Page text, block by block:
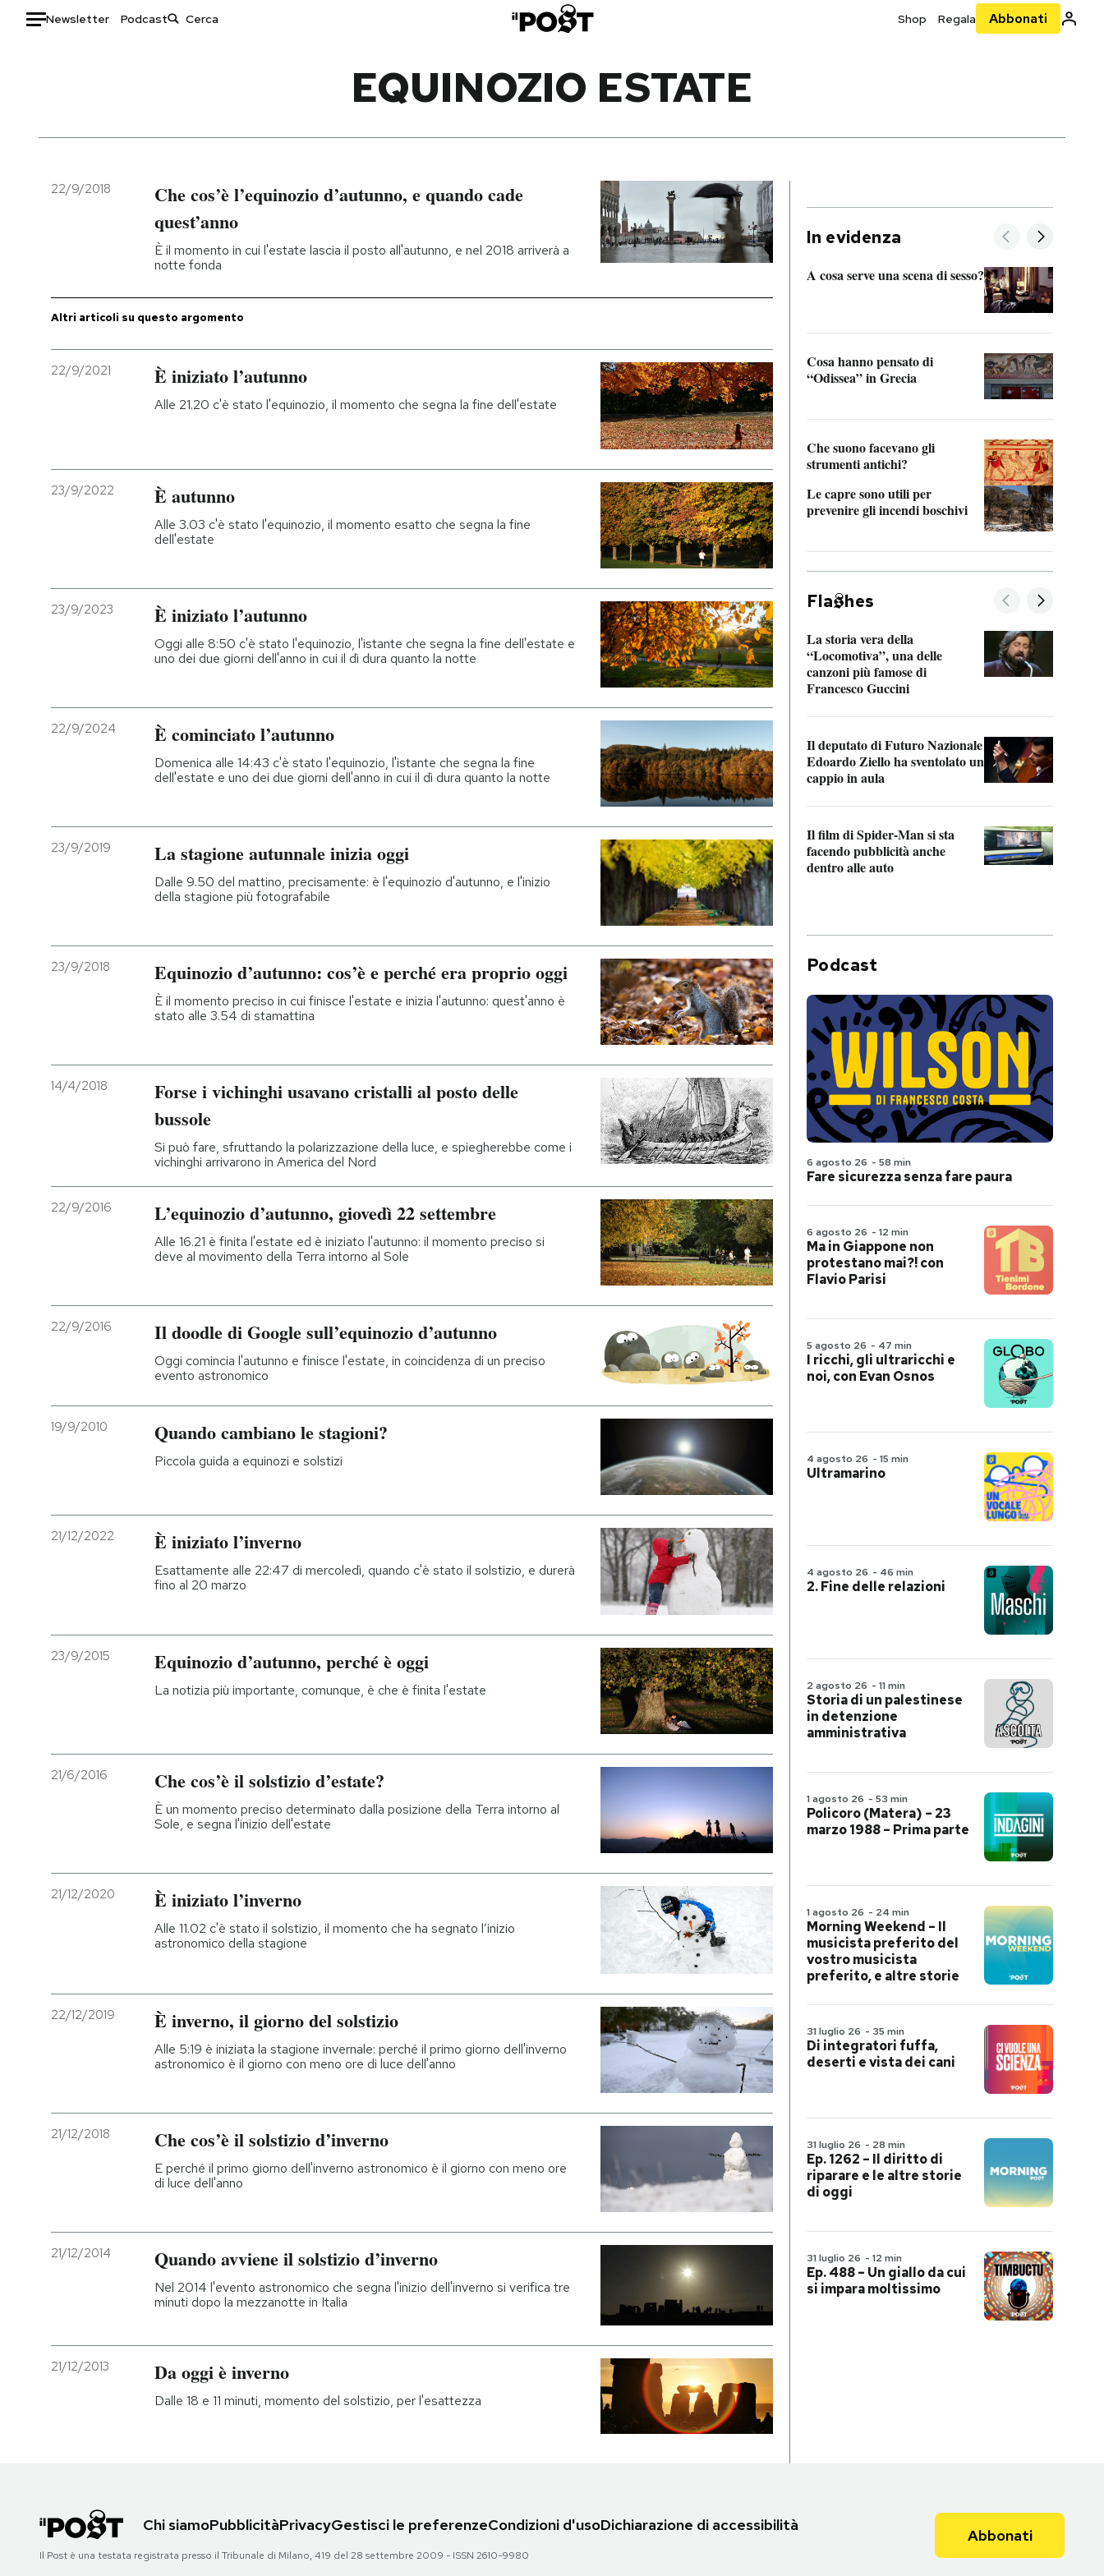
Newsletter Podcast Shop Regala Abbonati
Italia
Politica
Moda
Storie/Idee
Ok Boomer!
Media
CALENDARIO
Entra
EQUINOZIO ESTATE
22/9/2018
Che cos’è l’equinozio d’autunno, e quando cade
quest’anno
È il momento in cui l'estate lascia il posto all'autunno, e nel 2018 arriverà a
notte fonda
Altri articoli su questo argomento
22/9/2021 È iniziato l’autunno
Alle 21.20 c'è stato l'equinozio, il momento che segna la fine dell'estate
23/9/2022 È autunno
Alle 3.03 c'è stato l'equinozio, il momento esatto che segna la fine
dell'estate
23/9/2023 È iniziato l’autunno
Oggi alle 8:50 c'è stato l'equinozio, l'istante che segna la fine dell'estate e
uno dei due giorni dell'anno in cui il dì dura quanto la notte
22/9/2024 È cominciato l’autunno
Domenica alle 14:43 c'è stato l'equinozio, l'istante che segna la fine
dell'estate e uno dei due giorni dell'anno in cui il dì dura quanto la notte
23/9/2019 La stagione autunnale inizia oggi
Dalle 9.50 del mattino, precisamente: è l'equinozio d'autunno, e l'inizio
della stagione più fotografabile
23/9/2018 Equinozio d’autunno: cos’è e perché era proprio oggi
È il momento preciso in cui finisce l'estate e inizia l'autunno: quest'anno è
stato alle 3.54 di stamattina
14/4/2018
Forse i vichinghi usavano cristalli al posto delle
bussole
Si può fare, sfruttando la polarizzazione della luce, e spiegherebbe come i
vichinghi arrivarono in America del Nord
22/9/2016 L’equinozio d’autunno, giovedì 22 settembre
Alle 16.21 è finita l'estate ed è iniziato l'autunno: il momento preciso si
deve al movimento della Terra intorno al Sole
22/9/2016 Il doodle di Google sull’equinozio d’autunno
Oggi comincia l'autunno e finisce l'estate, in coincidenza di un preciso
evento astronomico
19/9/2010 Quando cambiano le stagioni?
Piccola guida a equinozi e solstizi
21/12/2022 È iniziato l’inverno
Esattamente alle 22:47 di mercoledì, quando c'è stato il solstizio, e durerà
fino al 20 marzo
23/9/2015 Equinozio d’autunno, perché è oggi
La notizia più importante, comunque, è che è finita l'estate
21/6/2016 Che cos’è il solstizio d’estate?
È un momento preciso determinato dalla posizione della Terra intorno al
Sole, e segna l'inizio dell'estate
21/12/2020 È iniziato l’inverno
Alle 11.02 c'è stato il solstizio, il momento che ha segnato l’inizio
astronomico della stagione
22/12/2019 È inverno, il giorno del solstizio
Alle 5:19 è iniziata la stagione invernale: perché il primo giorno dell'inverno
astronomico è il giorno con meno ore di luce dell'anno
21/12/2018 Che cos’è il solstizio d’inverno
E perché il primo giorno dell'inverno astronomico è il giorno con meno ore
di luce dell'anno
21/12/2014 Quando avviene il solstizio d’inverno
Nel 2014 l'evento astronomico che segna l'inizio dell'inverno si verifica tre
minuti dopo la mezzanotte in Italia
21/12/2013 Da oggi è inverno
Dalle 18 e 11 minuti, momento del solstizio, per l'esattezza
In evidenza
A cosa serve una scena di sesso?
Cosa hanno pensato di
“Odissea” in Grecia
Che suono facevano gli
strumenti antichi?
Le capre sono utili per
prevenire gli incendi boschivi
Fla hes
La storia vera della
“Locomotiva”, una delle
canzoni più famose di
Francesco Guccini
Il deputato di Futuro Nazionale
Edoardo Ziello ha sventolato un
cappio in aula
Il film di Spider-Man si sta
facendo pubblicità anche
dentro alle auto
Podcast
6 agosto 26 - 58 min
Fare sicurezza senza fare paura
6 agosto 26 - 12 min
Ma in Giappone non
protestano mai?! con
Flavio Parisi
5 agosto 26 - 47 min
I ricchi, gli ultraricchi e
noi, con Evan Osnos
4 agosto 26 - 15 min
Ultramarino
4 agosto 26 - 46 min
2. Fine delle relazioni
2 agosto 26 - 11 min
Storia di un palestinese
in detenzione
amministrativa
1 agosto 26 - 53 min
Policoro (Matera) – 23
marzo 1988 – Prima parte
1 agosto 26 - 24 min
Morning Weekend – Il
musicista preferito del
vostro musicista
preferito, e altre storie
31 luglio 26 - 35 min
Di integratori fuffa,
deserti e vista dei cani
31 luglio 26 - 28 min
Ep. 1262 – Il diritto di
riparare e le altre storie
di oggi
31 luglio 26 - 12 min
Ep. 488 – Un giallo da cui
si impara moltissimo
Chi siamoPubblicitàPrivacyGestisci le preferenzeCondizioni d'usoDichiarazione di accessibilità
Il Post è una testata registrata presso il Tribunale di Milano, 419 del 28 settembre 2009 - ISSN 2610-9980
Abbonati